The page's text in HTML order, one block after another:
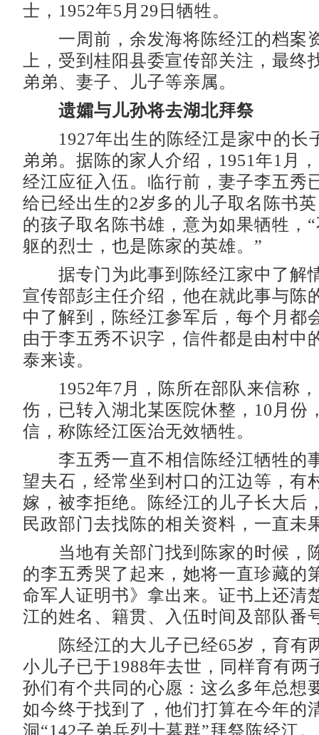
士，1952年5月29日牺牲。
一周前，余发海将陈经江的档案
上，受到桂阳县委宣传部关注，最终
弟弟、妻子、儿子等亲属。
遗孀与儿孙将去湖北拜祭
1927年出生的陈经江是家中的长
弟弟。据陈的家人介绍，1951年1月
经江应征入伍。临行前，妻子李五秀
给已经出生的2岁多的儿子取名陈书
的孩子取名陈书雄，意为如果牺牲，
躯的烈士，也是陈家的英雄。”
据专门为此事到陈经江家中了解
宣传部彭主任介绍，他在就此事与陈
中了解到，陈经江参军后，每个月都
由于李五秀不识字，信件都是由村中
泰来读。
1952年7月，陈所在部队来信称，
伤，已转入湖北某医院休整，10月份
信，称陈经江医治无效牺牲。
李五秀一直不相信陈经江牺牲的
望夫石，经常坐到村口的江边等，有
嫁，被李拒绝。陈经江的儿子长大后
民政部门去找陈的相关资料，一直未
当地有关部门找到陈家的时候，
的李五秀哭了起来，她将一直珍藏的
命军人证明书》拿出来。证书上还清
江的姓名、籍贯、入伍时间及部队番
陈经江的大儿子已经65岁，育有
小儿子已于1988年去世，同样育有两
孙们有个共同的心愿：这么多年总想
如今终于找到了，他们打算在今年的
洞“142子弟兵烈士墓群”拜祭陈经江。